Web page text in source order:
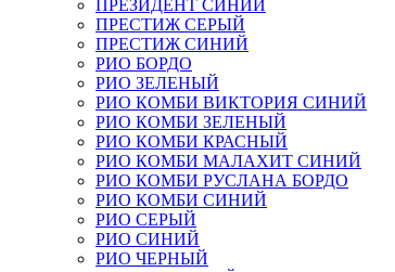
ПРЕЗИДЕНТ СИНИЙ
ПРЕСТИЖ СЕРЫЙ
ПРЕСТИЖ СИНИЙ
РИО БОРДО
РИО ЗЕЛЕНЫЙ
РИО КОМБИ ВИКТОРИЯ СИНИЙ
РИО КОМБИ ЗЕЛЕНЫЙ
РИО КОМБИ КРАСНЫЙ
РИО КОМБИ МАЛАХИТ СИНИЙ
РИО КОМБИ РУСЛАНА БОРДО
РИО КОМБИ СИНИЙ
РИО СЕРЫЙ
РИО СИНИЙ
РИО ЧЕРНЫЙ